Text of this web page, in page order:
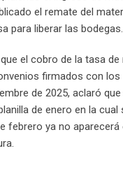
el remate del
para liberar las bodegas.
el cobro de la tasa de
firmados con los
de 2025, aclaró
de enero en la
febrero ya no aparecerá